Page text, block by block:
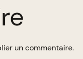
un commentaire.